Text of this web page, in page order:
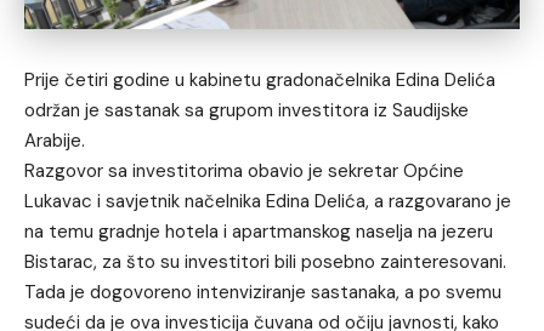
Prije četiri godine u kabinetu gradonačelnika Edina Delića
održan je sastanak sa grupom investitora iz Saudijske
Arabije.
Razgovor sa investitorima obavio je sekretar Općine
Lukavac i savjetnik načelnika Edina Delića, a razgovarano je
na temu gradnje hotela i apartmanskog naselja na jezeru
Bistarac, za što su investitori bili posebno zainteresovani.
Tada je dogovoreno intenviziranje sastanaka, a po svemu
sudeći da je ova investicija čuvana od očiju javnosti, kako